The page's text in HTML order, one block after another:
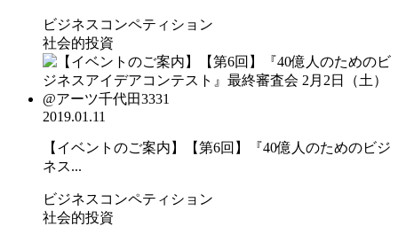
ビジネスコンペティション
社会的投資
2019.01.11
【イベントのご案内】【第6回】『40億人のためのビジ
ネス...
ビジネスコンペティション
社会的投資